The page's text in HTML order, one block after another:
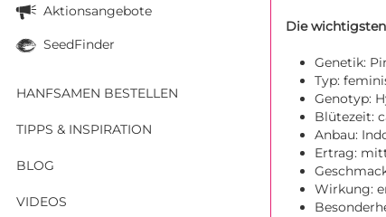
Die
Genetik:
Typ:
Genotyp:
Blütezeit:
Anbau:
Ertrag:
Wirkung:
Aktionsangebote
SeedFinder
HANFSAMEN BESTELLEN
TIPPS & INSPIRATION
BLOG
VIDEOS